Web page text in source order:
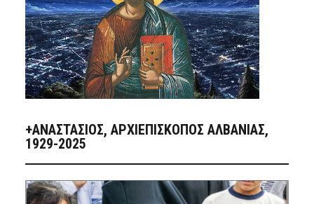
+ΑΝΑΣΤΆΣΙΟΣ, ΑΡΧΙΕΠΊΣΚΟΠΟΣ ΑΛΒΑΝΊΑΣ,
1929-2025